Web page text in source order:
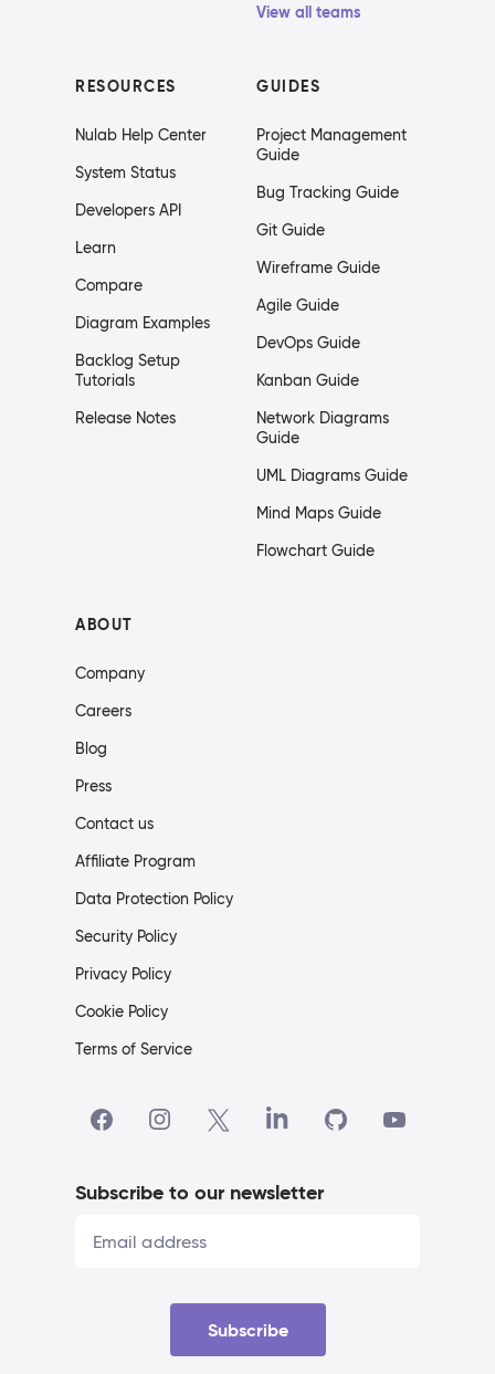
View all teams
RESOURCES
Nulab Help Center
System Status
Developers API
Learn
Compare
Diagram Examples
Backlog Setup
Tutorials
Release Notes
GUIDES
Project Management
Guide
Bug Tracking Guide
Git Guide
Wireframe Guide
Agile Guide
DevOps Guide
Kanban Guide
Network Diagrams
Guide
UML Diagrams Guide
Mind Maps Guide
Flowchart Guide
ABOUT
Company
Careers
Blog
Press
Contact us
Affiliate Program
Data Protection Policy
Security Policy
Privacy Policy
Cookie Policy
Terms of Service
Subscribe to our newsletter
Subscribe